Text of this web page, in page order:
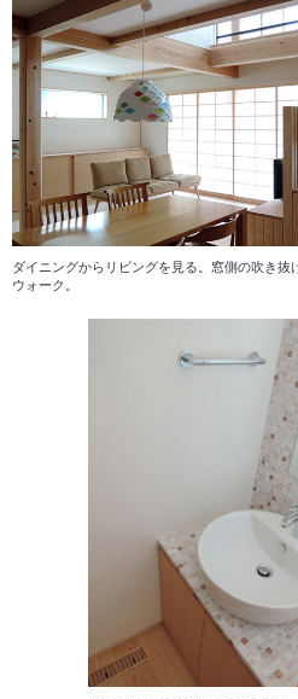
ダイニングからリビングを見る。窓側の吹き抜
ウォーク。